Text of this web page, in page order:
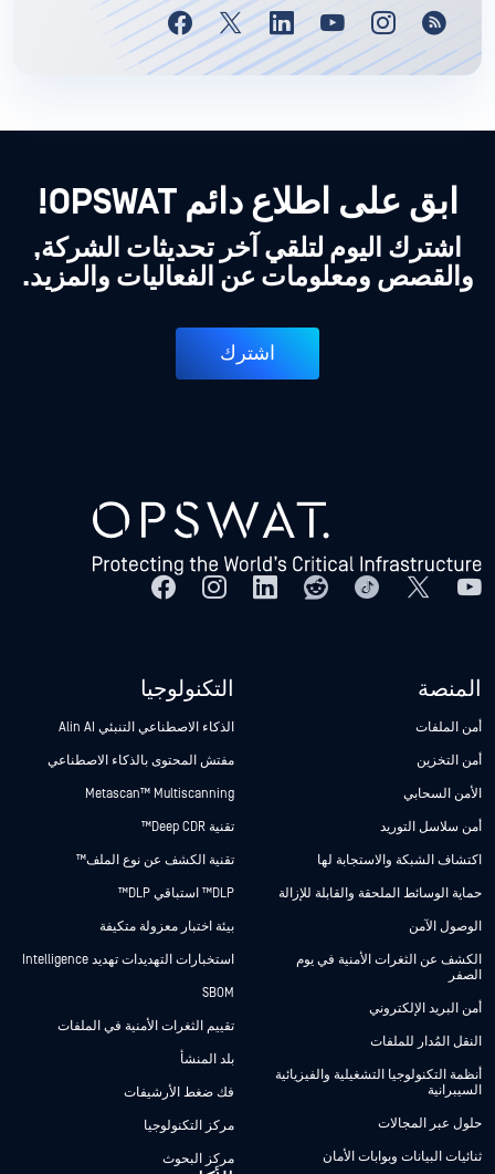
ابق على اطلاع دائم OPSWAT!
اشترك اليوم لتلقي آخر تحديثات الشركة,
والقصص ومعلومات عن الفعاليات والمزيد.
اشترك
المنصة
أمن الملفات
أمن التخزين
الأمن السحابي
أمن سلاسل التوريد
اكتشاف الشبكة والاستجابة لها
حماية الوسائط الملحقة والقابلة للإزالة
الوصول الآمن
الكشف عن الثغرات الأمنية في يوم
الصفر
أمن البريد الإلكتروني
النقل المُدار للملفات
أنظمة التكنولوجيا التشغيلية والفيزيائية
السيبرانية
حلول عبر المجالات
ثنائيات البيانات وبوابات الأمان
التكنولوجيا
الذكاء الاصطناعي التنبئي Alin AI
مفتش المحتوى بالذكاء الاصطناعي
Metascan™ Multiscanning
تقنية Deep CDR™
تقنية الكشف عن نوع الملف™
DLP™ استباقي DLP™
بيئة اختبار معزولة متكيفة
استخبارات التهديدات تهديد Intelligence
SBOM
تقييم الثغرات الأمنية في الملفات
بلد المنشأ
فك ضغط الأرشيفات
مركز التكنولوجيا
مركز البحوث